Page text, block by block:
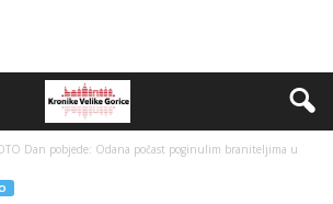
Dan pobjede: Odana počast poginulim braniteljima u